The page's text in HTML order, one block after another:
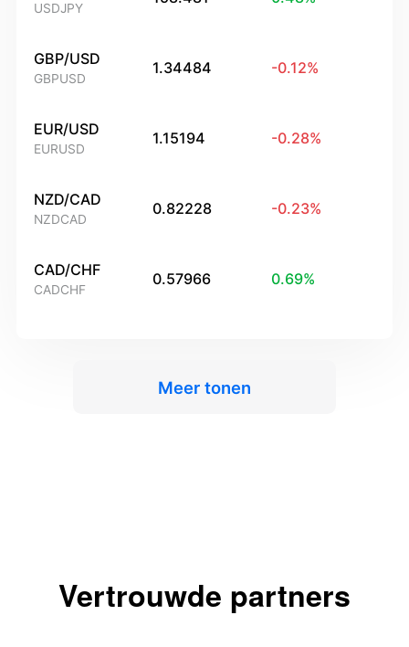
USDJPY
GBP/USD
GBPUSD
1.34484 -0.12%
EUR/USD
EURUSD
1.15194 -0.28%
NZD/CAD
NZDCAD
0.82228 -0.23%
CAD/CHF
CADCHF
0.57966 0.69%
Meer tonen
Vertrouwde partners